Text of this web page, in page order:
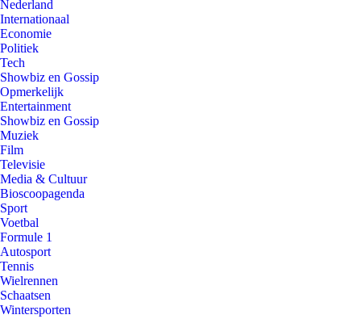
Nederland
Internationaal
Economie
Politiek
Tech
Showbiz en Gossip
Opmerkelijk
Entertainment
Showbiz en Gossip
Muziek
Film
Televisie
Media & Cultuur
Bioscoopagenda
Sport
Voetbal
Formule 1
Autosport
Tennis
Wielrennen
Schaatsen
Wintersporten